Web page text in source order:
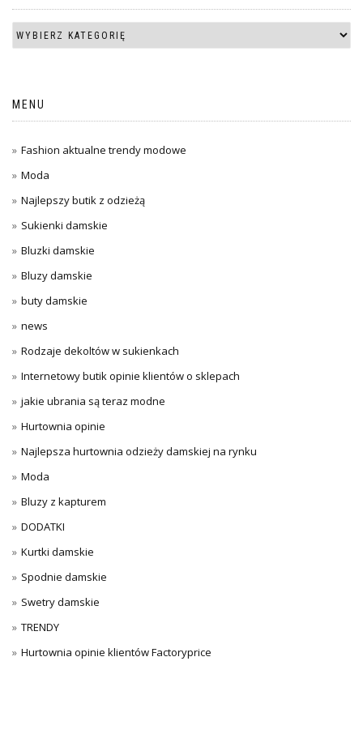
MENU
Fashion aktualne trendy modowe
Moda
Najlepszy butik z odzieżą
Sukienki damskie
Bluzki damskie
Bluzy damskie
buty damskie
news
Rodzaje dekoltów w sukienkach
Internetowy butik opinie klientów o sklepach
jakie ubrania są teraz modne
Hurtownia opinie
Najlepsza hurtownia odzieży damskiej na rynku
Moda
Bluzy z kapturem
DODATKI
Kurtki damskie
Spodnie damskie
Swetry damskie
TRENDY
Hurtownia opinie klientów Factoryprice